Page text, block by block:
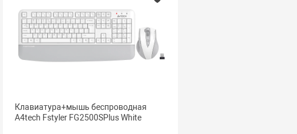
Клавиатура+мышь беспроводная
A4tech Fstyler FG2500SPlus White